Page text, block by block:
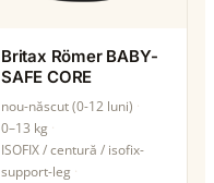
Britax Römer BABY-
SAFE CORE
nou-născut (0-12 luni)
0–13 kg
ISOFIX / centură / isofix-
support-leg